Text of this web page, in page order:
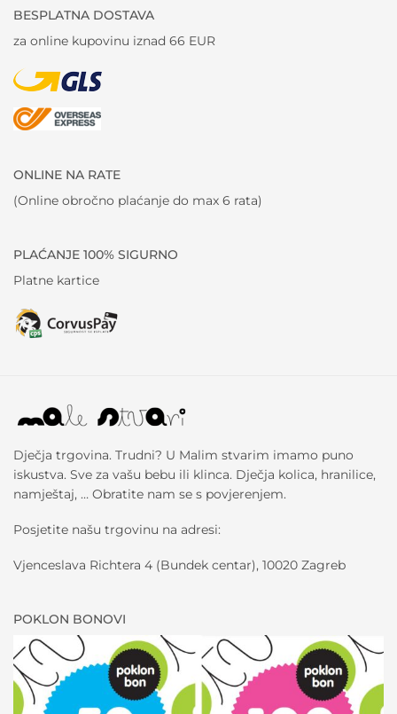
BESPLATNA DOSTAVA
za online kupovinu iznad 66 EUR
ONLINE NA RATE
(Online obročno plaćanje do max 6 rata)
PLAĆANJE 100% SIGURNO
Platne kartice
Dječja trgovina. Trudni? U Malim stvarim imamo puno
iskustva. Sve za vašu bebu ili klinca. Dječja kolica, hranilice,
namještaj, … Obratite nam se s povjerenjem.
Posjetite našu trgovinu na adresi:
Vjenceslava Richtera 4 (Bundek centar), 10020 Zagreb
POKLON BONOVI